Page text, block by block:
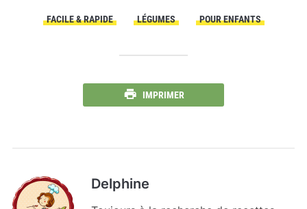
FACILE & RAPIDE LÉGUMES POUR ENFANTS
IMPRIMER
Delphine